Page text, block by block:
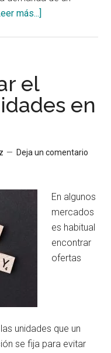
más...]
la
función
el
en
Deja un comentario
En algunos
mercados
es habitual
encontrar
ofertas
unidades que un
se fija para evitar